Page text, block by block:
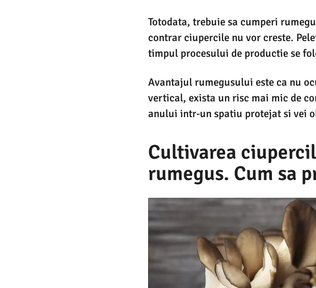
Totodata, trebuie sa cumperi
contrar ciupercile nu vor creste.
timpul procesului de productie se
Avantajul rumegusului este ca nu
vertical, exista un risc mai mic de
anului intr-un spatiu protejat si vei
Cultivarea
rumegus. Cum sa